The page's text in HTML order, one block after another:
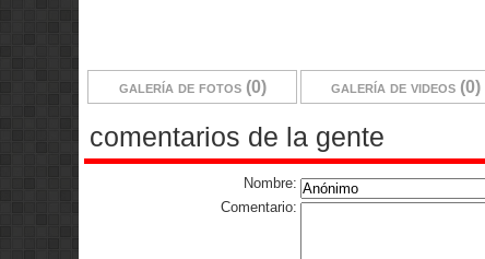
galería de fotos (0) galería de videos (0)
comentarios de la gente
Nombre:
Comentario: